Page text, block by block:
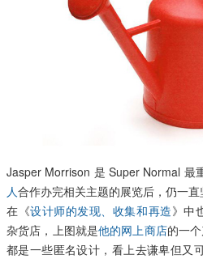
Jasper Morrison 是 Super Normal 最
人合作办完相关主题的展览后，仍一直
在《设计师的发现、收集和再造》中
杂货店，上图就是他的网上商店的一
都是一些匿名设计，看上去谦卑但又